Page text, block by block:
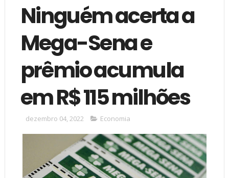
Ninguém acerta a
Mega-Sena e
prêmio acumula
em R$ 115 milhões
dezembro 04, 2022 Economia